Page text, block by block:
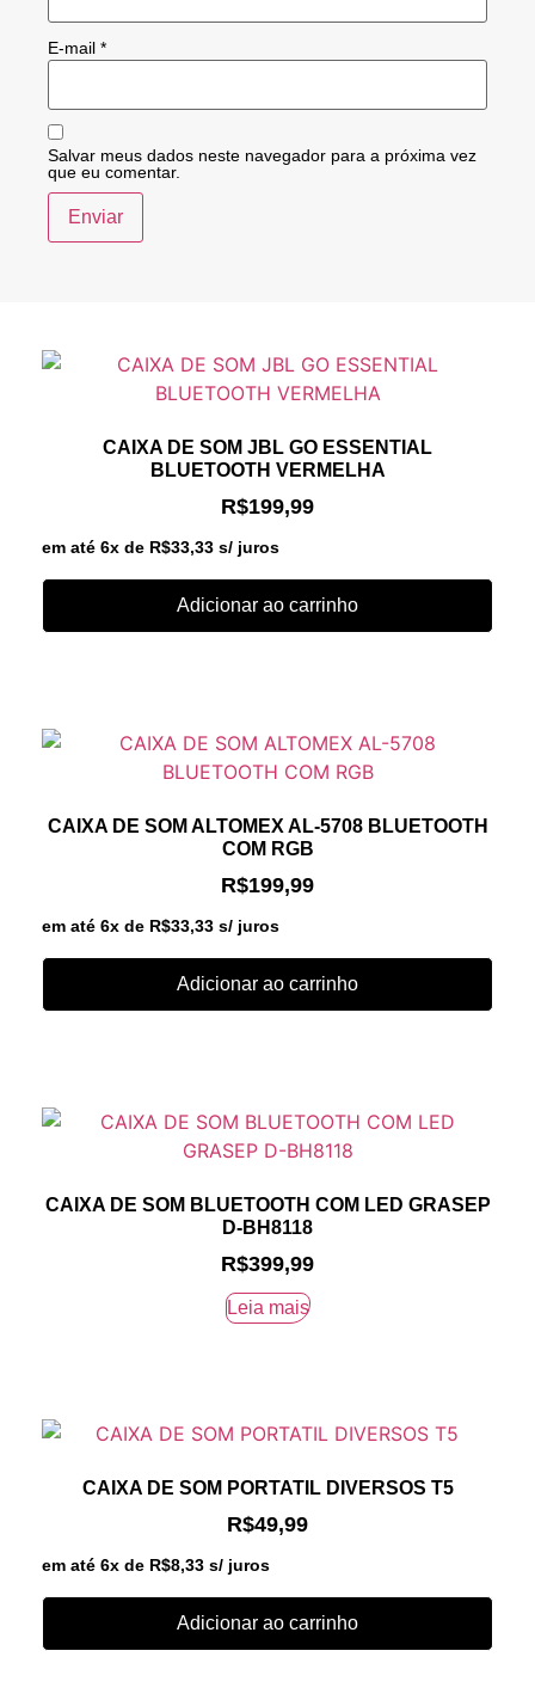
E-mail *
Salvar meus dados neste navegador para a próxima vez
que eu comentar.
CAIXA DE SOM JBL GO ESSENTIAL
BLUETOOTH VERMELHA
R$199,99
em até 6x de R$33,33 s/ juros
Adicionar ao carrinho
CAIXA DE SOM ALTOMEX AL-5708 BLUETOOTH
COM RGB
R$199,99
em até 6x de R$33,33 s/ juros
Adicionar ao carrinho
CAIXA DE SOM BLUETOOTH COM LED GRASEP
D-BH8118
R$399,99
Leia mais
CAIXA DE SOM PORTATIL DIVERSOS T5
R$49,99
em até 6x de R$8,33 s/ juros
Adicionar ao carrinho